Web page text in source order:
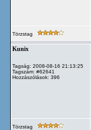
Törzstag
Kunix
Tagság: 2008-08-16 21:13:25
Tagszám: #62641
Hozzászólások: 396
Törzstag